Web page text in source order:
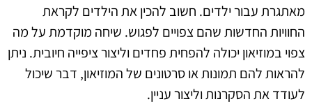
מאתגרת עבור ילדים. חשוב להכין את הילדים לקראת
החוויות החדשות שהם צפויים לפגוש. שיחה מוקדמת על מה
צפוי במוזיאון יכולה להפחית פחדים וליצור ציפייה חיובית. ניתן
להראות להם תמונות או סרטונים של המוזיאון, דבר שיכול
לעודד את הסקרנות וליצור עניין.